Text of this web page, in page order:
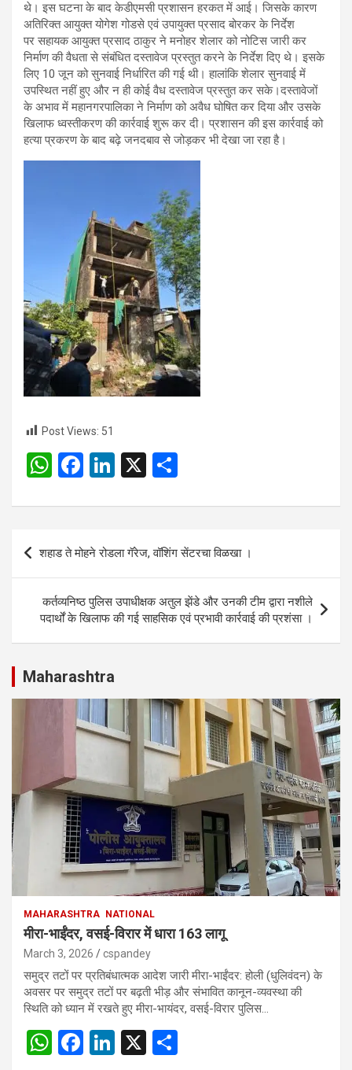
थे। इस घटना के बाद केडीएमसी प्रशासन हरकत में आई। जिसके कारण
अतिरिक्त आयुक्त योगेश गोडसे एवं उपायुक्त प्रसाद बोरकर के निर्देश
पर सहायक आयुक्त प्रसाद ठाकुर ने मनोहर शेलार को नोटिस जारी कर
निर्माण की वैधता से संबंधित दस्तावेज प्रस्तुत करने के निर्देश दिए थे। इसके
लिए 10 जून को सुनवाई निर्धारित की गई थी। हालांकि शेलार सुनवाई में
उपस्थित नहीं हुए और न ही कोई वैध दस्तावेज प्रस्तुत कर सके।दस्तावेजों
के अभाव में महानगरपालिका ने निर्माण को अवैध घोषित कर दिया और उसके
खिलाफ ध्वस्तीकरण की कार्रवाई शुरू कर दी। प्रशासन की इस कार्रवाई को
हत्या प्रकरण के बाद बढ़े जनदबाव से जोड़कर भी देखा जा रहा है।
Post Views: 51
W
at
A
p
p
F
ce
b
o
o
k
Li
ke
dI
n
X
ar
e
Post
navigation
शहाड ते मोहने रोडला गॅरेज, वॉशिंग सेंटरचा विळखा ।
कर्तव्यनिष्ठ पुलिस उपाधीक्षक अतुल झेंडे और उनकी टीम द्वारा नशीले
पदार्थों के खिलाफ की गई साहसिक एवं प्रभावी कार्रवाई की प्रशंसा ।
Maharashtra
MAHARASHTRA NATIONAL
मीरा-भाईंदर, वसई-विरार में धारा 163 लागू
March 3, 2026 cspandey
समुद्र तटों पर प्रतिबंधात्मक आदेश जारी मीरा-भाईंदर: होली (धुलिवंदन) के
अवसर पर समुद्र तटों पर बढ़ती भीड़ और संभावित कानून-व्यवस्था की
स्थिति को ध्यान में रखते हुए मीरा-भायंदर, वसई-विरार पुलिस…
W F
Li
X